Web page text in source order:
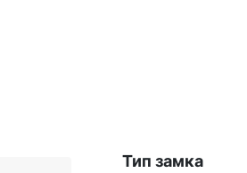
Тип замка